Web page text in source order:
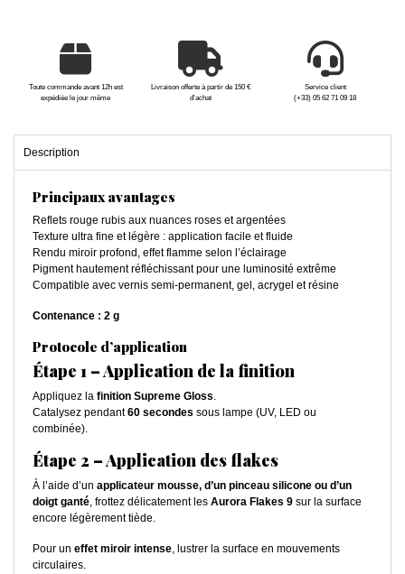
Toute commande avant 12h est
expédiée le jour même
Livraison offerte à partir de 150 €
d'achat
Service client
(+33) 05 62 71 09 18
Description
Principaux avantages
Reflets rouge rubis aux nuances roses et argentées
Texture ultra fine et légère : application facile et fluide
Rendu miroir profond, effet flamme selon l’éclairage
Pigment hautement réfléchissant pour une luminosité extrême
Compatible avec vernis semi-permanent, gel, acrygel et résine
Contenance : 2 g
Protocole d’application
Étape 1 – Application de la finition
Appliquez la finition Supreme Gloss.
Catalysez pendant60 secondes sous lampe (UV, LED ou
combinée).
Étape 2 – Application des flakes
À l’aide d’un applicateur mousse, d’un pinceau silicone ou d’un
doigt ganté, frottez délicatement les Aurora Flakes 9 sur la surface
encore légèrement tiède.
Pour un effet miroir intense, lustrer la surface en mouvements
circulaires.